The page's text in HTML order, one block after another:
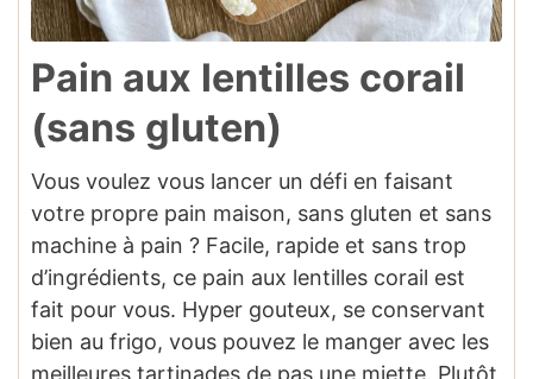
Pain aux lentilles corail
(sans gluten)
Vous voulez vous lancer un défi en faisant
votre propre pain maison, sans gluten et sans
machine à pain ? Facile, rapide et sans trop
d’ingrédients, ce pain aux lentilles corail est
fait pour vous. Hyper gouteux, se conservant
bien au frigo, vous pouvez le manger avec les
meilleures tartinades de pas une miette. Plutôt